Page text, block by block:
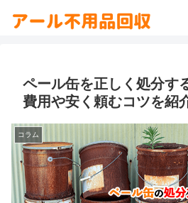
ペール缶を正しく処分す
費用や安く頼むコツを紹
コラム